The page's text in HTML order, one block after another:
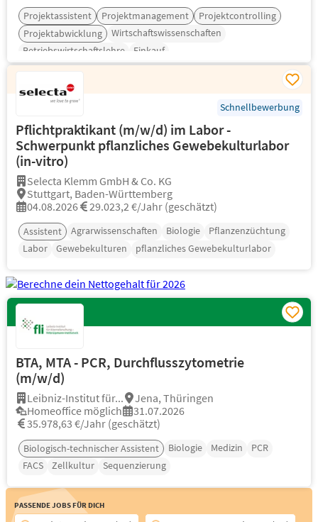
Projektassistent Projektmanagement
Projektcontrolling
Projektabwicklung
Wirtschaftswissenschaften
Betriebswirtschaftslehre
Einkauf
Schnellbewerbung
Pflichtpraktikant (m/w/d) im Labor -
Schwerpunkt pflanzliches Gewebekulturlabor
(in-vitro)
Selecta Klemm GmbH & Co. KG
Stuttgart, Baden-Württemberg
04.08.2026
29.023,2 €/Jahr (geschätzt)
Assistent Agrarwissenschaften Biologie
Pflanzenzüchtung
Labor
Gewebekulturen pflanzliches Gewebekulturlabor
BTA, MTA - PCR, Durchflusszytometrie
(m/w/d)
Leibniz-Institut für...
Jena, Thüringen
Homeoffice möglich
31.07.2026
35.978,63 €/Jahr (geschätzt)
Biologisch-technischer Assistent Biologie Medizin
PCR
FACS
Zellkultur Sequenzierung
Passende Jobs für Dich